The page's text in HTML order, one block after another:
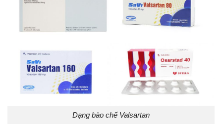
Dạng bào chế Valsartan